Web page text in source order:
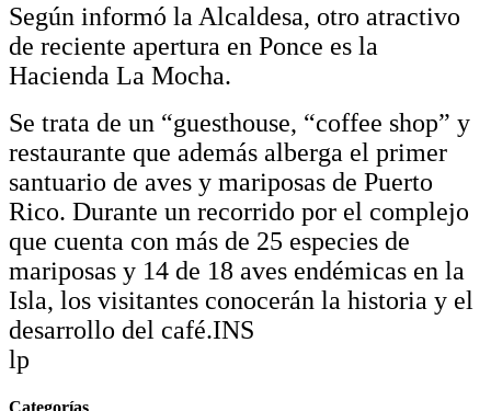
Según informó la Alcaldesa, otro atractivo
de reciente apertura en Ponce es la
Hacienda La Mocha.
Se trata de un “guesthouse, “coffee shop” y
restaurante que además alberga el primer
santuario de aves y mariposas de Puerto
Rico. Durante un recorrido por el complejo
que cuenta con más de 25 especies de
mariposas y 14 de 18 aves endémicas en la
Isla, los visitantes conocerán la historia y el
desarrollo del café.INS
lp
Categorías